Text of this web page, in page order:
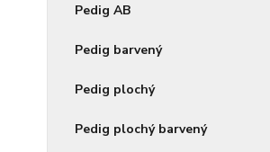
Pedig AB
Pedig barvený
Pedig plochý
Pedig plochý barvený